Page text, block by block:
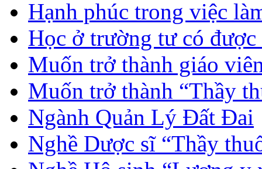
Hạnh phúc trong việc
Học ở trường tư có
Muốn trở thành giáo
Muốn trở thành “Thầy
Ngành Quản Lý Đất Đai
Nghề Dược sĩ “Thầy